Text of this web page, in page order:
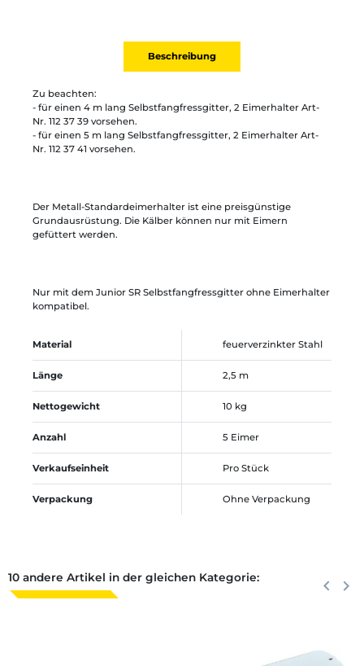
Beschreibung
Zu beachten:
- für einen 4 m lang Selbstfangfressgitter, 2 Eimerhalter Art-
Nr. 112 37 39 vorsehen.
- für einen 5 m lang Selbstfangfressgitter, 2 Eimerhalter Art-
Nr. 112 37 41 vorsehen.
Der Metall-Standardeimerhalter ist eine preisgünstige
Grundausrüstung. Die Kälber können nur mit Eimern
gefüttert werden.
Nur mit dem Junior SR Selbstfangfressgitter ohne Eimerhalter
kompatibel.
Material feuerverzinkter Stahl
Länge 2,5 m
Nettogewicht 10 kg
Anzahl 5 Eimer
Verkaufseinheit Pro Stück
Verpackung Ohne Verpackung
10 andere Artikel in der gleichen Kategorie: Zurück
keyboard_arrow_left keyboard_arrow_right